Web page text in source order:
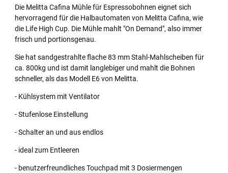
Die Melitta Cafina Mühle für Espressobohnen eignet sich
hervorragend für die Halbautomaten von Melitta Cafina, wie
die Life High Cup. Die Mühle mahlt "On Demand", also immer
frisch und portionsgenau.
Sie hat sandgestrahlte flache 83 mm Stahl-Mahlscheiben für
ca. 800kg und ist damit langlebiger und mahlt die Bohnen
schneller, als das Modell E6 von Melitta.
- Kühlsystem mit Ventilator
- Stufenlose Einstellung
- Schalter an und aus endlos
- ideal zum Entleeren
- benutzerfreundliches Touchpad mit 3 Dosiermengen